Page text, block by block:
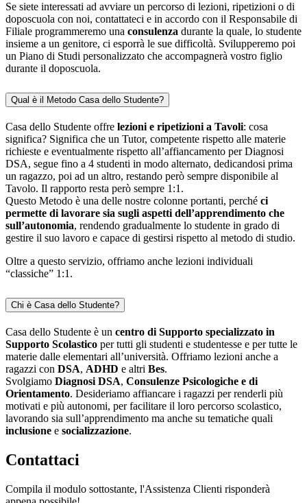
Se siete interessati ad avviare un percorso di lezioni, ripetizioni o di
doposcuola con noi, contattateci e in accordo con il Responsabile di
Filiale programmeremo una consulenza durante la quale, lo studente
insieme a un genitore, ci esporrà le sue difficoltà. Svilupperemo poi
un Piano di Studi personalizzato che accompagnerà vostro figlio
durante il doposcuola.
Qual è il Metodo Casa dello Studente?
Casa dello Studente offre lezioni e ripetizioni a Tavoli: cosa
significa? Significa che un Tutor, competente rispetto alle materie
richieste e eventualmente rispetto all’affiancamento per Diagnosi
DSA, segue fino a 4 studenti in modo alternato, dedicandosi prima
un ragazzo, poi ad un altro, restando però sempre disponibile al
Tavolo. Il rapporto resta però sempre 1:1.
Questo Metodo è una delle nostre colonne portanti, perché ci
permette di lavorare sia sugli aspetti dell’apprendimento che
sull’autonomia, rendendo gradualmente lo studente in grado di
gestire il suo lavoro e capace di gestirsi rispetto al metodo di studio.
Oltre a questo servizio, offriamo anche lezioni individuali
“classiche” 1:1.
Chi è Casa dello Studente?
Casa dello Studente è un centro di Supporto specializzato in
Supporto Scolastico per tutti gli studenti e studentesse e per tutte le
materie dalle elementari all’università. Offriamo lezioni anche a
ragazzi con DSA, ADHD e altri Bes.
Svolgiamo Diagnosi DSA, Consulenze Psicologiche e di
Orientamento. Desideriamo affiancare i ragazzi per renderli più
motivati e più autonomi, per facilitare il loro percorso scolastico,
lavorando sia sull’apprendimento ma anche su tematiche quali
inclusione e socializzazione.
Contattaci
Compila il modulo sottostante, l'Assistenza Clienti risponderà